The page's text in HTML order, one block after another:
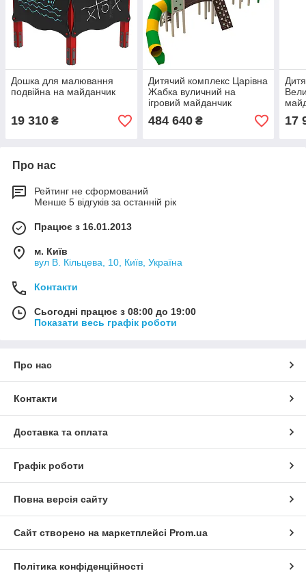
Дошка для малювання
подвійна на майданчик
19 310 ₴
Дитячий комплекс Царівна
Жабка вуличний на
ігровий майданчик
484 640₴ 17
Про нас
Рейтинг не сформований
Менше 5 відгуків за останній рік
Працює з 16.01.2013
м. Київ
вул В. Кільцева, 10, Київ, Україна
Контакти
Сьогодні працює з 08:00 до 19:00
Показати весь графік роботи
Про нас
Контакти
Доставка та оплата
Графік роботи
Повна версія сайту
Сайт створено на маркетплейсі Prom.ua
Політика конфіденційності